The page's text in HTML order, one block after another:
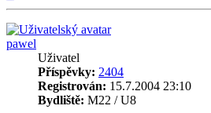
pawel
Uživatel
Příspěvky: 2404
Registrován: 15.7.2004 23:10
Bydliště: M22 / U8